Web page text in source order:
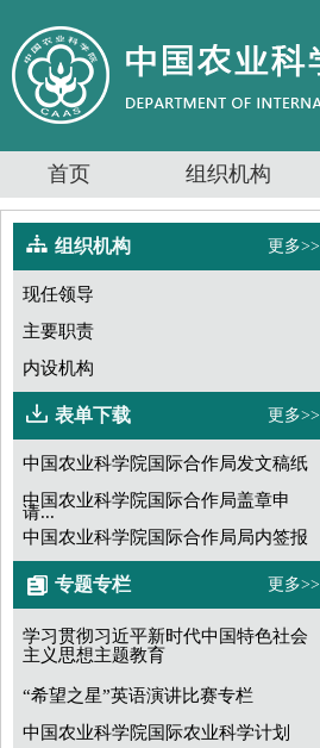
首页 组织机构
组织机构 更多>>
现任领导
主要职责
内设机构
表单下载 更多>>
中国农业科学院国际合作局发文稿纸
中国农业科学院国际合作局盖章申
请...
中国农业科学院国际合作局局内签报
专题专栏 更多>>
学习贯彻习近平新时代中国特色社会
主义思想主题教育
“希望之星”英语演讲比赛专栏
中国农业科学院国际农业科学计划